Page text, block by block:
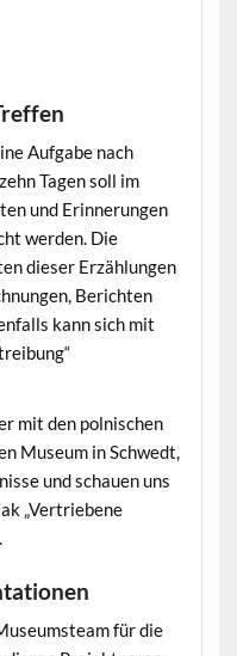
Aufgabe nach
Tagen soll im
und Erinnerungen
werden. Die
dieser Erzählungen
Berichten
kann sich mit
mit den polnischen
Museum in Schwedt,
und schauen uns
„Vertriebene
für die